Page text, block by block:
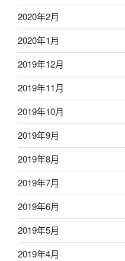
2020年2月
2020年1月
2019年12月
2019年11月
2019年10月
2019年9月
2019年8月
2019年7月
2019年6月
2019年5月
2019年4月